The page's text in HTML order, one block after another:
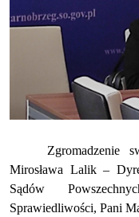
Zgromadzenie
Mirosława Lalik –
Sądów
Sprawiedliwości, Pani